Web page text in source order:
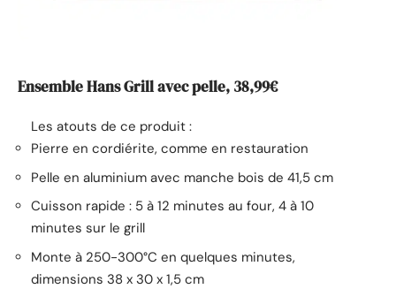
Ensemble Hans Grill avec pelle, 38,99€
Les atouts de ce produit :
Pierre en cordiérite, comme en restauration
Pelle en aluminium avec manche bois de 41,5 cm
Cuisson rapide : 5 à 12 minutes au four, 4 à 10
minutes sur le grill
Monte à 250-300°C en quelques minutes,
dimensions 38 x 30 x 1,5 cm